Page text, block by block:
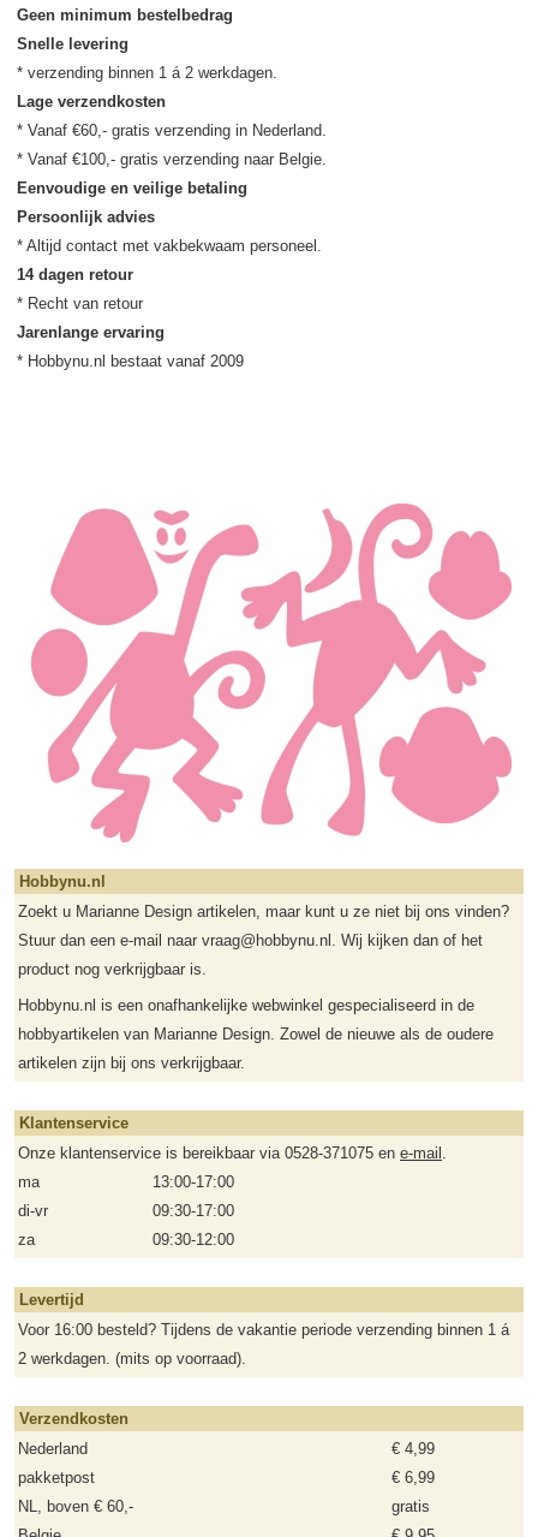
Geen minimum bestelbedrag
Snelle levering
Lage verzendkosten
* Vanaf €60,- gratis verzending in Nederland.
Eenvoudige en veilige betaling
Persoonlijk advies
14 dagen retour
Jarenlange ervaring
* Hobbynu.nl bestaat vanaf 2009
Hobbynu.nl
Zoekt u Marianne Design artikelen, maar kunt u ze niet bij ons vinden?
Stuur dan een e-mail naar vraag@hobbynu.nl. Wij kijken dan of het
product nog verkrijgbaar is.
Hobbynu.nl is een onafhankelijke webwinkel gespecialiseerd in de
hobbyartikelen van Marianne Design. Zowel de nieuwe als de oudere
artikelen zijn bij ons verkrijgbaar.
Klantenservice
Onze klantenservice is bereikbaar via 0528-371075 en e-mail .
ma
13:00-17:00
di-vr
09:30-17:00
za
09:30-12:00
Levertijd
Voor 16:00 besteld? Tijdens de vakantie periode verzending binnen 1 á
2 werkdagen. (mits op voorraad).
Verzendkosten
Nederland
€ 4,99
pakketpost
€ 6,99
NL, boven € 60,-
gratis